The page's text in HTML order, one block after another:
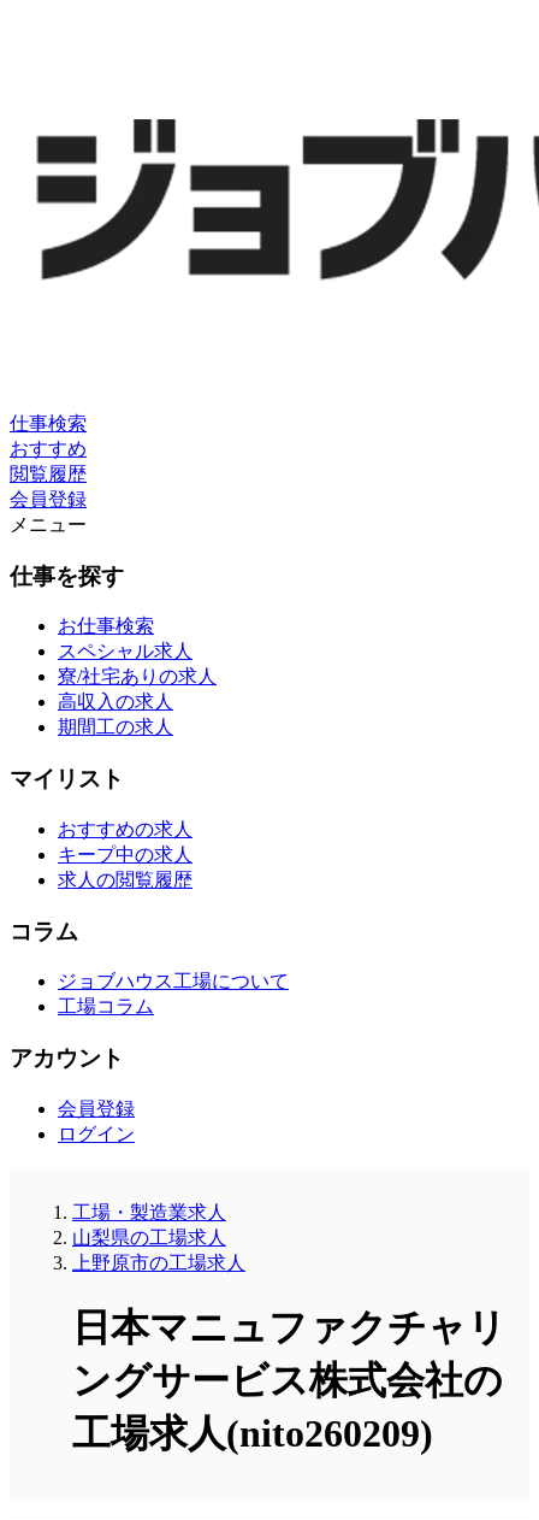
仕事検索
おすすめ
閲覧履歴
会員登録
メニュー
仕事を探す
お仕事検索
スペシャル求人
寮/社宅ありの求人
高収入の求人
期間工の求人
マイリスト
おすすめの求人
キープ中の求人
求人の閲覧履歴
コラム
ジョブハウス工場について
工場コラム
アカウント
会員登録
ログイン
工場・製造業求人
山梨県の工場求人
上野原市の工場求人
日本マニュファクチャリ
ングサービス株式会社の
工場求人(nito260209)